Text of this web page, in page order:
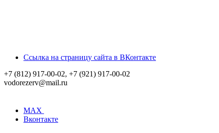
Ссылка на страницу сайта в ВКонтакте
+7 (812) 917-00-02, +7 (921) 917-00-02
vodorezerv@mail.ru
MAX
Вконтакте